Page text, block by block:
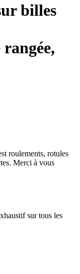
billes
roulements, rotules
Merci à vous
sur tous les